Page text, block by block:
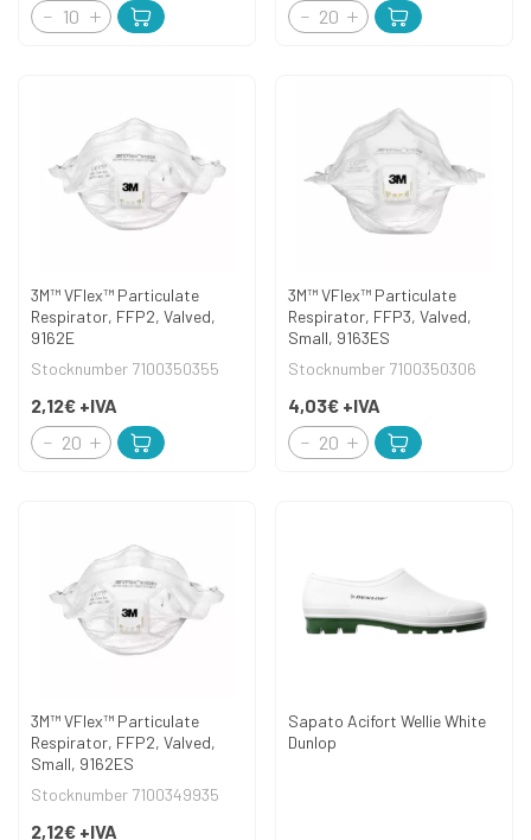
3M™ VFlex™ Particulate
Respirator, FFP2, Valved,
9162E
Stocknumber 7100350355
2,12€ +IVA
3M™ VFlex™ Particulate
Respirator, FFP3, Valved,
Small, 9163ES
Stocknumber 7100350306
4,03€ +IVA
3M™ VFlex™ Particulate
Respirator, FFP2, Valved,
Small, 9162ES
Stocknumber 7100349935
2,12€ +IVA
Sapato Acifort Wellie White
Dunlop